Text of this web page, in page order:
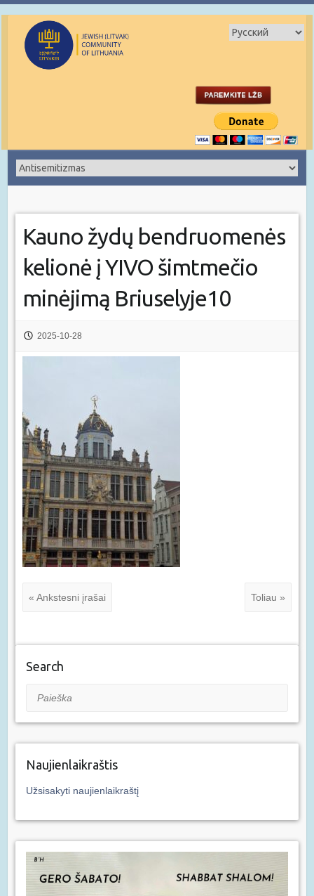
Kauno žydų bendruomenės
kelionė į YIVO šimtmečio
minėjimą Briuselyje10
2025-10-28
« Ankstesni įrašai Toliau »
Search
Paieška
Naujienlaikraštis
Užsisakyti naujienlaikraštį